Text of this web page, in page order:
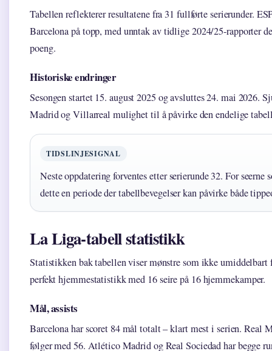
Tabellen reflekterer resultatene fra 31 fullførte serierunder.
Barcelona på topp, med unntak av tidlige 2024/25-rapporter
poeng.
Historiske endringer
Sesongen startet 15. august 2025 og avsluttes 24. mai 2026.
Madrid og Villarreal mulighet til å påvirke den endelige
TIDSLINJESIGNAL
Neste oppdatering forventes etter serierunde 32. For
dette en periode der tabellbevegelser kan påvirke både
La Liga-tabell statistikk
Statistikken bak tabellen viser mønstre som ikke umiddelbart
perfekt hjemmestatistikk med 16 seire på 16 hjemmekamper.
Mål, assists
Barcelona har scoret 84 mål totalt – klart mest i serien. Real
følger med 56. Atlético Madrid og Real Sociedad har begge